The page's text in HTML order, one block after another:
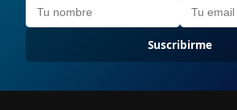
Suscribirme